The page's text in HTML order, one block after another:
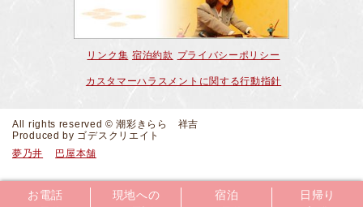
お電話
現地への
宿泊
日帰り
リンク集 宿泊約款 プライバシーポリシー
カスタマーハラスメントに関する行動指針
All rights reserved © 潮彩きらら 祥吉
Produced by ゴデスクリエイト
夢乃井
巴屋本舗